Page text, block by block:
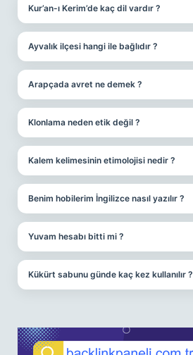
Kur’an-ı Kerim’de kaç dil vardır ?
Ayvalık ilçesi hangi ile bağlıdır ?
Arapçada avret ne demek ?
Klonlama neden etik değil ?
Kalem kelimesinin etimolojisi nedir ?
Benim hobilerim İngilizce nasıl yazılır ?
Yuvam hesabı bitti mi ?
Kükürt sabunu günde kaç kez kullanılır ?